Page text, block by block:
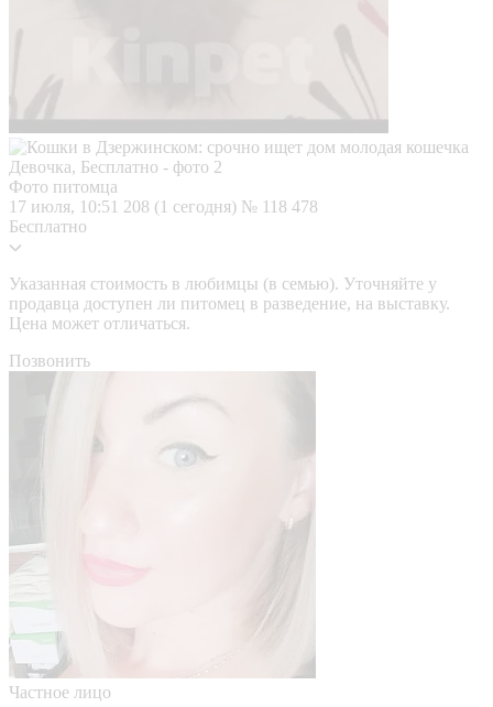
Фото питомца
17 июля, 10:51 208 (1 сегодня) № 118 478
Бесплатно
Указанная стоимость в любимцы (в семью). Уточняйте у
продавца доступен ли питомец в разведение, на выставку.
Цена может отличаться.
Позвонить
Частное лицо